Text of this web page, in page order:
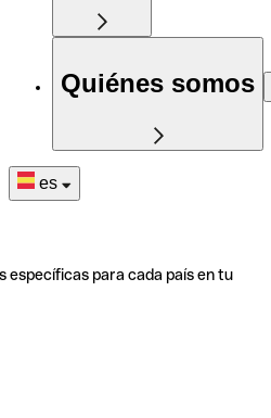
Quiénes somos
es
específicas para cada país en tu